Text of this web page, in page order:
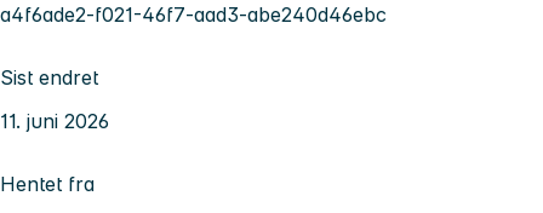
a4f6ade2-f021-46f7-aad3-abe240d46ebc
Sist endret
11. juni 2026
Hentet fra